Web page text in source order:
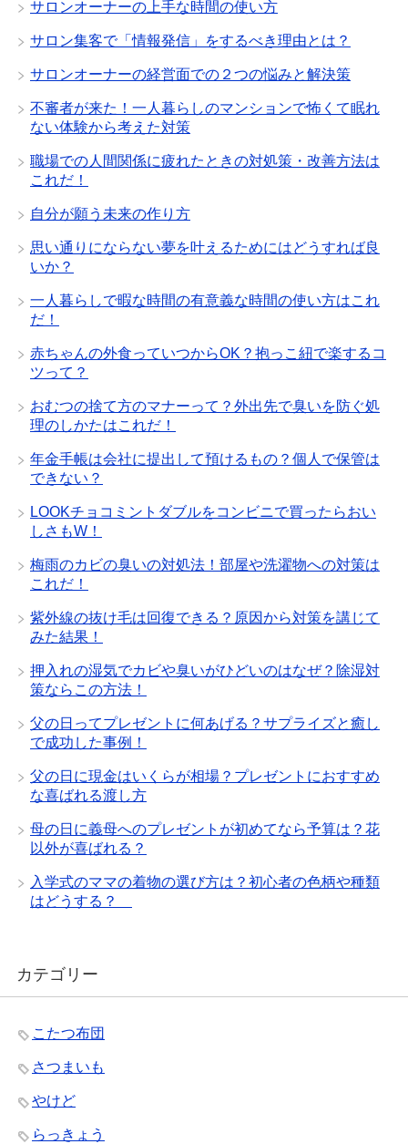
サロンオーナーの上手な時間の使い方
サロン集客で「情報発信」をするべき理由とは？
サロンオーナーの経営面での２つの悩みと解決策
不審者が来た！一人暮らしのマンションで怖くて眠れ
ない体験から考えた対策
職場での人間関係に疲れたときの対処策・改善方法は
これだ！
自分が願う未来の作り方
思い通りにならない夢を叶えるためにはどうすれば良
いか？
一人暮らしで暇な時間の有意義な時間の使い方はこれ
だ！
赤ちゃんの外食っていつからOK？抱っこ紐で楽するコ
ツって？
おむつの捨て方のマナーって？外出先で臭いを防ぐ処
理のしかたはこれだ！
年金手帳は会社に提出して預けるもの？個人で保管は
できない？
LOOKチョコミントダブルをコンビニで買ったらおい
しさもW！
梅雨のカビの臭いの対処法！部屋や洗濯物への対策は
これだ！
紫外線の抜け毛は回復できる？原因から対策を講じて
みた結果！
押入れの湿気でカビや臭いがひどいのはなぜ？除湿対
策ならこの方法！
父の日ってプレゼントに何あげる？サプライズと癒し
で成功した事例！
父の日に現金はいくらが相場？プレゼントにおすすめ
な喜ばれる渡し方
母の日に義母へのプレゼントが初めてなら予算は？花
以外が喜ばれる？
入学式のママの着物の選び方は？初心者の色柄や種類
はどうする？
カテゴリー
こたつ布団
さつまいも
やけど
らっきょう